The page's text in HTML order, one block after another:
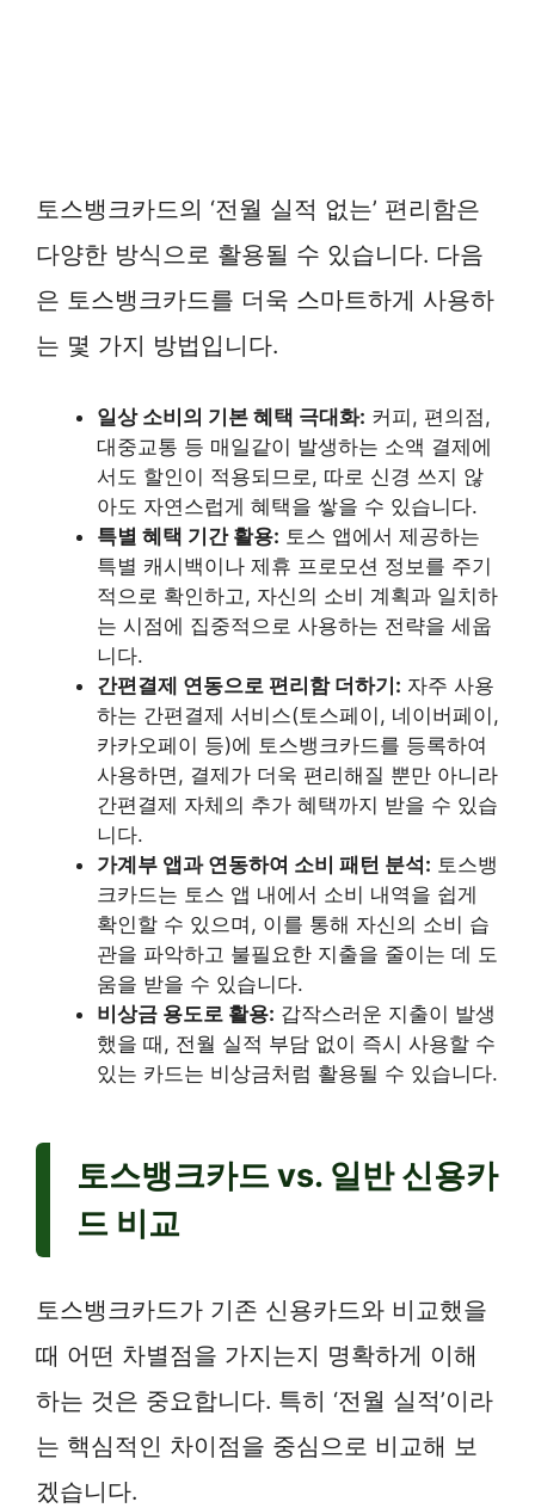
토스뱅크카드의 ‘전월 실적 없는’ 편리함은
다양한 방식으로 활용될 수 있습니다. 다음
은 토스뱅크카드를 더욱 스마트하게 사용하
는 몇 가지 방법입니다.
일상 소비의 기본 혜택 극대화: 커피, 편의점,
대중교통 등 매일같이 발생하는 소액 결제에
서도 할인이 적용되므로, 따로 신경 쓰지 않
아도 자연스럽게 혜택을 쌓을 수 있습니다.
특별 혜택 기간 활용: 토스 앱에서 제공하는
특별 캐시백이나 제휴 프로모션 정보를 주기
적으로 확인하고, 자신의 소비 계획과 일치하
는 시점에 집중적으로 사용하는 전략을 세웁
니다.
간편결제 연동으로 편리함 더하기: 자주 사용
하는 간편결제 서비스(토스페이, 네이버페이,
카카오페이 등)에 토스뱅크카드를 등록하여
사용하면, 결제가 더욱 편리해질 뿐만 아니라
간편결제 자체의 추가 혜택까지 받을 수 있습
니다.
가계부 앱과 연동하여 소비 패턴 분석: 토스뱅
크카드는 토스 앱 내에서 소비 내역을 쉽게
확인할 수 있으며, 이를 통해 자신의 소비 습
관을 파악하고 불필요한 지출을 줄이는 데 도
움을 받을 수 있습니다.
비상금 용도로 활용: 갑작스러운 지출이 발생
했을 때, 전월 실적 부담 없이 즉시 사용할 수
있는 카드는 비상금처럼 활용될 수 있습니다.
토스뱅크카드 vs. 일반 신용카
드 비교
토스뱅크카드가 기존 신용카드와 비교했을
때 어떤 차별점을 가지는지 명확하게 이해
하는 것은 중요합니다. 특히 ‘전월 실적’이라
는 핵심적인 차이점을 중심으로 비교해 보
겠습니다.